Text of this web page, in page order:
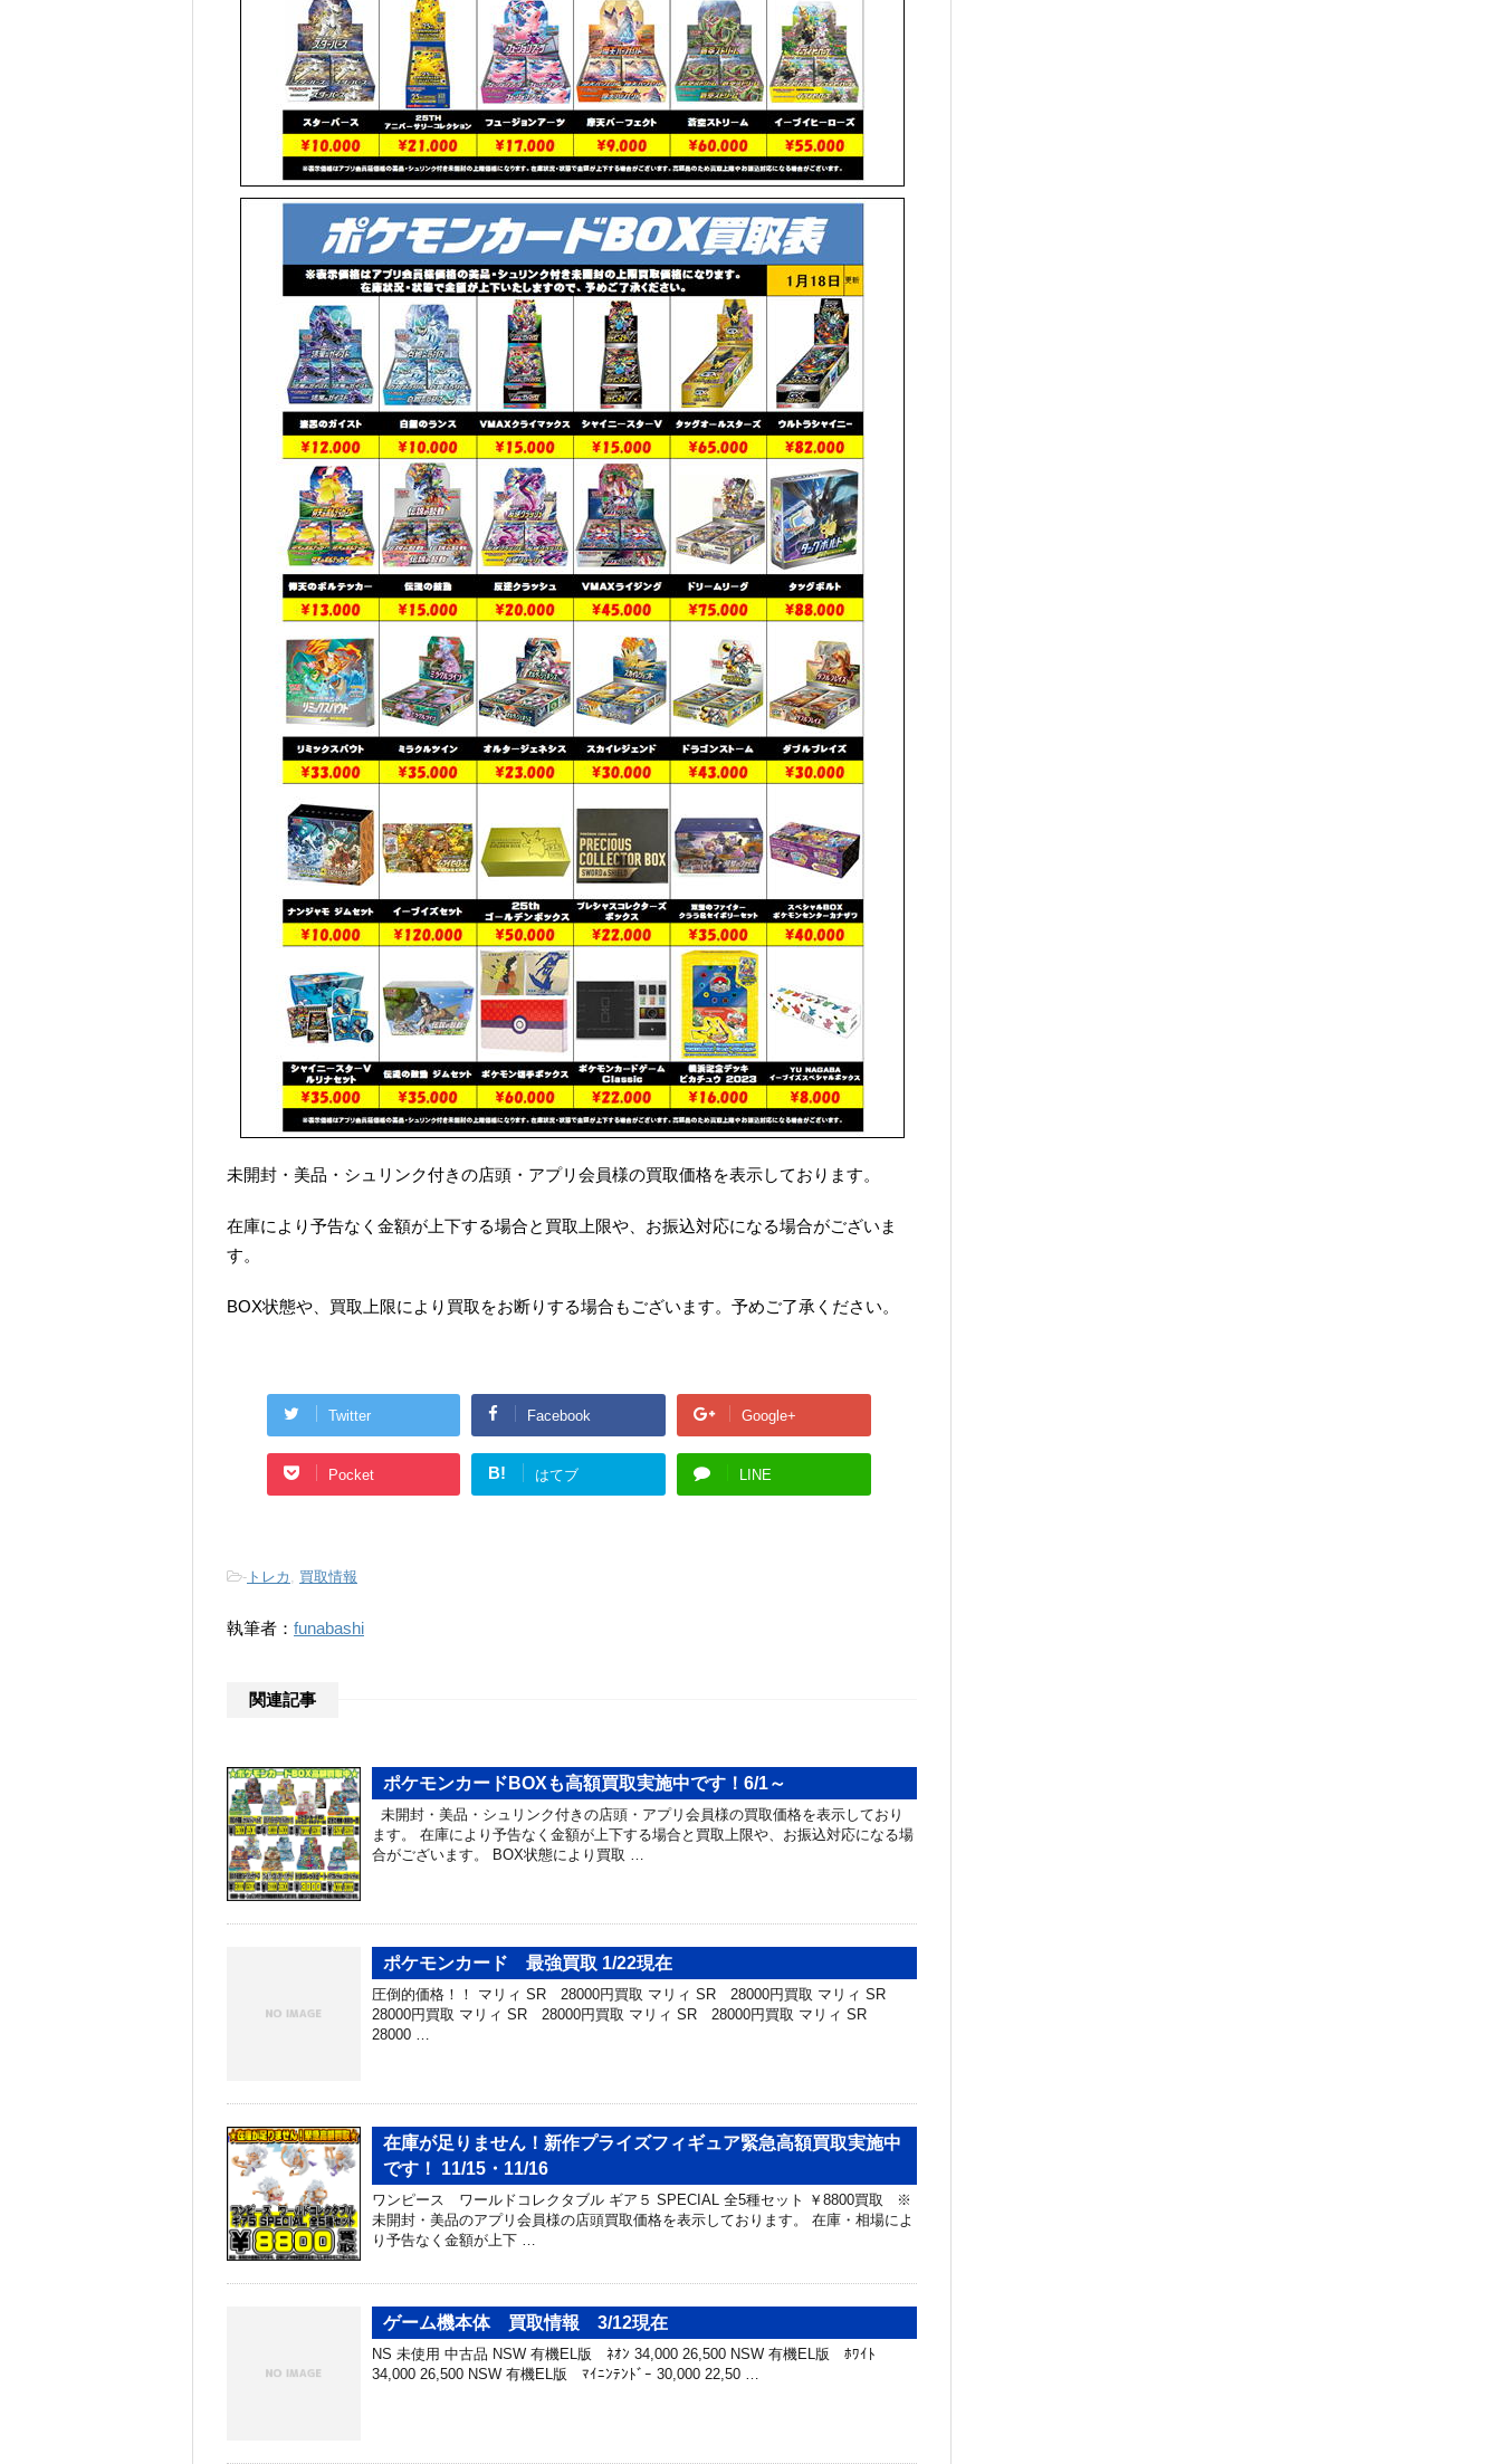
未開封・美品・シュリンク付きの店頭・アプリ会員様の買取価格を表示しております。
在庫により予告なく金額が上下する場合と買取上限や、お振込対応になる場合がございま
す。
BOX状態や、買取上限により買取をお断りする場合もございます。予めご了承ください。
Twitter Facebook Google+
Pocket B! はてブ LINE
- トレカ , 買取情報
執筆者： funabashi
関連記事
ポケモンカードBOXも高額買取実施中です！6/1～
未開封・美品・シュリンク付きの店頭・アプリ会員様の買取価格を表示しており
ます。 在庫により予告なく金額が上下する場合と買取上限や、お振込対応になる場
合がございます。 BOX状態により買取 …
ポケモンカード 最強買取 1/22現在
圧倒的価格！！ マリィ SR 28000円買取 マリィ SR 28000円買取 マリィ SR
28000円買取 マリィ SR 28000円買取 マリィ SR 28000円買取 マリィ SR
28000 …
在庫が足りません！新作プライズフィギュア緊急高額買取実施中
です！ 11/15・11/16
ワンピース ワールドコレクタブル ギア５ SPECIAL 全5種セット ￥8800買取 ※
未開封・美品のアプリ会員様の店頭買取価格を表示しております。 在庫・相場によ
り予告なく金額が上下 …
ゲーム機本体 買取情報 3/12現在
NS 未使用 中古品 NSW 有機EL版 ﾈｵﾝ 34,000 26,500 NSW 有機EL版 ﾎﾜｲﾄ
34,000 26,500 NSW 有機EL版 ﾏｲﾆﾝﾃﾝﾄﾞｰ 30,000 22,50 …